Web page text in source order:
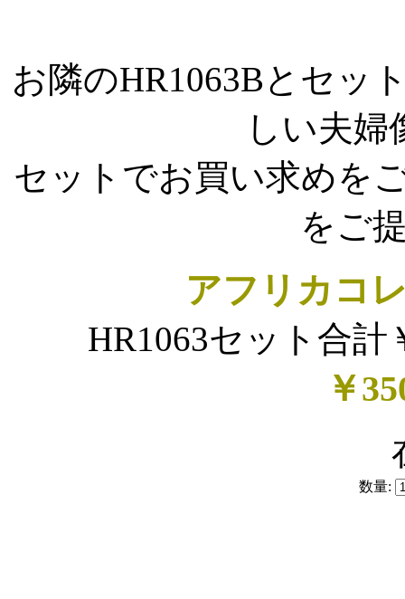
お隣のHR1063Bとセッ
しい夫婦
セットでお買い求めを
をご
アフリカコ
HR1063セット合
￥
数量: